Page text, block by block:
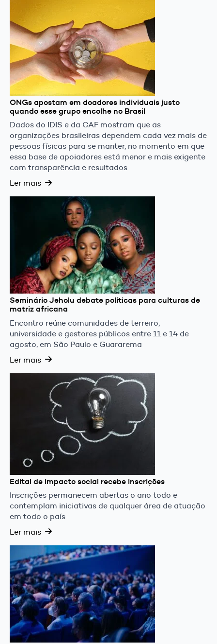
ONGs apostam em doadores individuais justo
quando esse grupo encolhe no Brasil
Dados do IDIS e da CAF mostram que as
organizações brasileiras dependem cada vez mais de
pessoas físicas para se manter, no momento em que
essa base de apoiadores está menor e mais exigente
com transparência e resultados
Ler mais
Seminário Jeholu debate políticas para culturas de
matriz africana
Encontro reúne comunidades de terreiro,
universidade e gestores públicos entre 11 e 14 de
agosto, em São Paulo e Guararema
Ler mais
Edital de impacto social recebe inscrições
Inscrições permanecem abertas o ano todo e
contemplam iniciativas de qualquer área de atuação
em todo o país
Ler mais